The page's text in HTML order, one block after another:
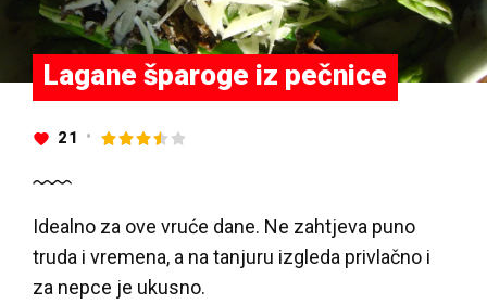
Lagane šparoge iz pečnice
21
Idealno za ove vruće dane. Ne zahtjeva puno
truda i vremena, a na tanjuru izgleda privlačno i
za nepce je ukusno.